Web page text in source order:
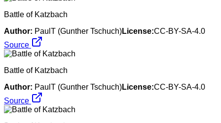
Battle of Katzbach
Author: PaulT (Gunther Tschuch)License:CC-BY-SA-4.0
Source
Battle of Katzbach
Author: PaulT (Gunther Tschuch)License:CC-BY-SA-4.0
Source